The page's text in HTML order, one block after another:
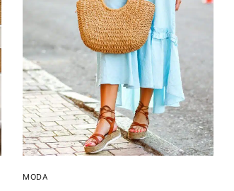
MODA